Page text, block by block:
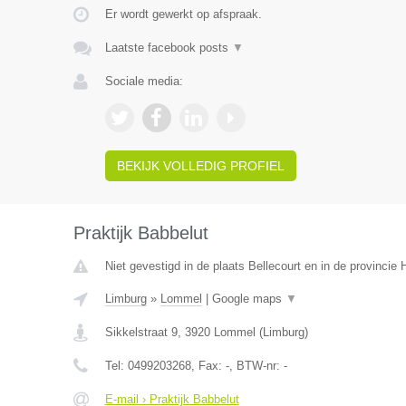
Er wordt gewerkt op afspraak.
Laatste facebook posts ▼
Sociale media:
BEKIJK VOLLEDIG PROFIEL
Praktijk Babbelut
Niet gevestigd in de plaats Bellecourt en in de provincie
Limburg» Lommel Google maps ▼
Sikkelstraat 9, 3920 Lommel (Limburg)
Tel: 0499203268, Fax: -, BTW-nr: -
E-mail › Praktijk Babbelut